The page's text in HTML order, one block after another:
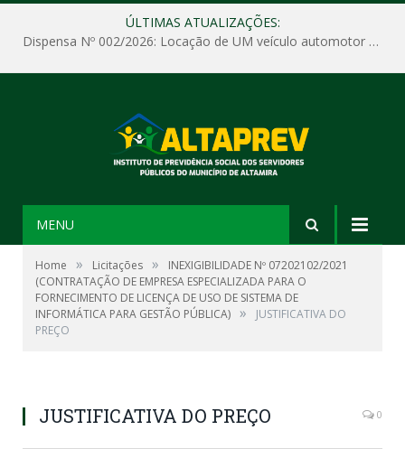
ÚLTIMAS ATUALIZAÇÕES:
Dispensa Nº 002/2026: Locação de UM veículo automotor sem motorista, tipo passeio, com seguro total e quilometragem livre, para atender as demandas operacionais e administrativas do Instituto de Previdência Social dos Servidores Públicos do Município de Altamira – PA – ALTAPREV.
MENU
Home » Licitações »
INEXIGIBILIDADE Nº 07202102/2021
(CONTRATAÇÃO DE EMPRESA ESPECIALIZADA PARA O
FORNECIMENTO DE LICENÇA DE USO DE SISTEMA DE
INFORMÁTICA PARA GESTÃO PÚBLICA) »
JUSTIFICATIVA DO
PREÇO
JUSTIFICATIVA DO PREÇO 0